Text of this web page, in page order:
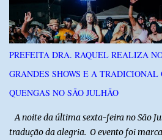
com concentração e saída de equipes
município de Baraúna, no Oeste
efetivos da Polícia Militar do Rio
do Rio Grande do Norte e da Polícia
atuação integrada entre as forças de
combate à criminalidade nas áreas de
ações também contemplam os...
PREFEITA DRA. RAQUEL REALIZA
GRANDES SHOWS E A
QUENGAS NO SÃO JULHÃO
A noite da última sexta-feira no São
tradução da alegria. O evento foi